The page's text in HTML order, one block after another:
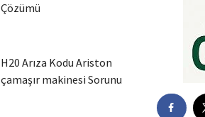
Çözümü
H20 Arıza Kodu Ariston
çamaşır makinesi Sorunu